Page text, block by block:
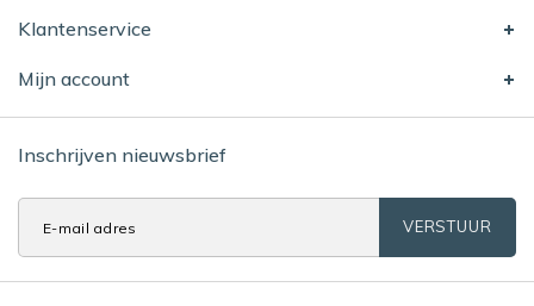
Klantenservice
Mijn account
Inschrijven nieuwsbrief
VERSTUUR